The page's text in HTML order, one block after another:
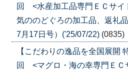
回 <水産加工品専門ＥＣサ
気ののどぐろの加工品、返礼
7月17日号）('25/07/22) (0835)
【こだわりの逸品を全国展開
回 <マグロ・海の幸専門ＥＣ